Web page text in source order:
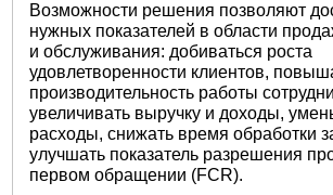
Возможности решения позволяют
нужных показателей в области
и обслуживания: добиваться роста
удовлетворенности клиентов,
производительность работы
увеличивать выручку и доходы,
расходы, снижать время обработки
улучшать показатель разрешения
первом обращении (FCR).